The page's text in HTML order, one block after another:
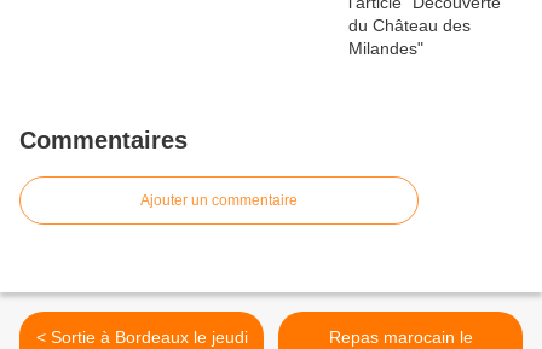
Commentaires
Ajouter un commentaire
< Sortie à Bordeaux le jeudi
Repas marocain le